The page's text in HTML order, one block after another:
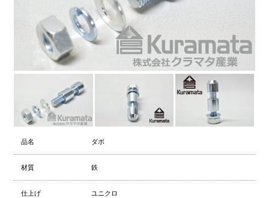
品名 ダボ
材質 鉄
仕上げ ユニクロ